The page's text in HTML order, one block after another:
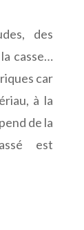
des
casse…
car
à la
de la
est